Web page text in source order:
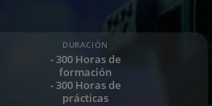
DURACIÓN
- 300 Horas de
formación
- 300 Horas de
prácticas